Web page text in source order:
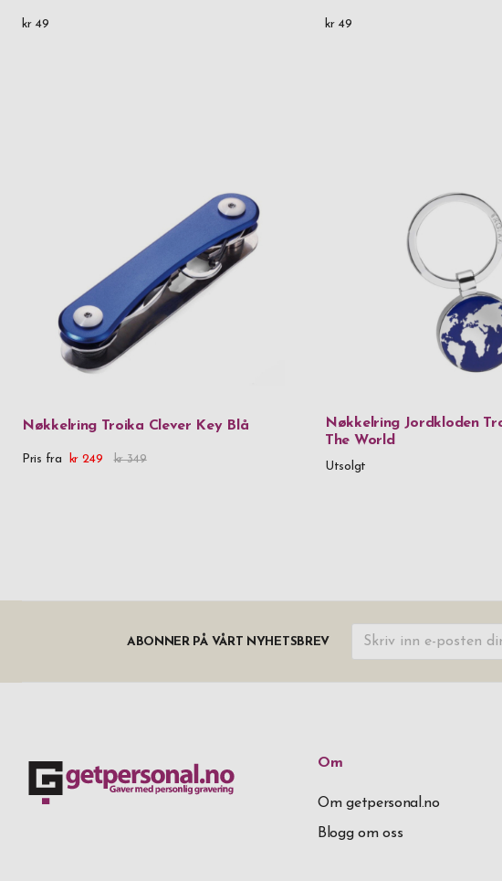
kr 49 kr 49
Nøkkelring Troika Clever Key Blå
Pris fra kr 249 kr 349
Nøkkelring Jordkloden
The World
Utsolgt
ABONNER PÅ VÅRT NYHETSBREV
Om
Om getpersonal.no
Blogg om oss